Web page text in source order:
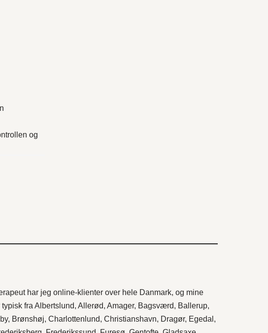
og
har jeg online-klienter over hele Danmark, og mine
fra Albertslund, Allerød, Amager, Bagsværd, Ballerup,
, Brønshøj, Charlottenlund, Christianshavn, Dragør, Egedal ,